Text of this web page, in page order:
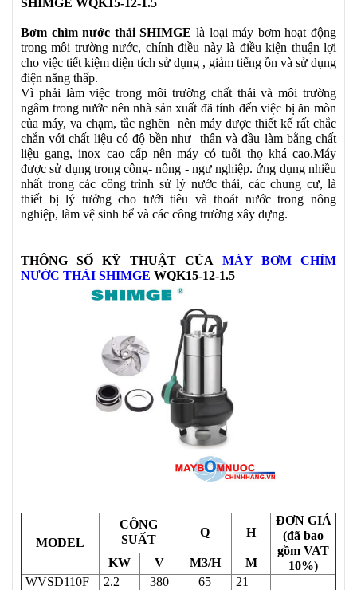
SHIMGE WQK15-12-1.5
Bơm chìm nước thải SHIMGE là loại máy bơm hoạt động
trong môi trường nước, chính điều này là điều kiện thuận lợi
cho việc tiết kiệm diện tích sử dụng , giảm tiếng ồn và sử dụng
điện năng thấp.
Vì phải làm việc trong môi trường chất thải và môi trường
ngâm trong nước nên nhà sản xuất đã tính đến việc bị ăn mòn
của máy, va chạm, tắc nghẽn nên máy được thiết kế rất chắc
chắn với chất liệu có độ bền như thân và đầu làm bằng chất
liệu gang, inox cao cấp nên máy có tuổi thọ khá cao.Máy
được sử dụng trong công- nông - ngư nghiệp. ứng dụng nhiều
nhất trong các công trình sử lý nước thải, các chung cư, là
thiết bị lý tưởng cho tưới tiêu và thoát nước trong nông
nghiệp, làm vệ sinh bể và các công trường xây dựng.
THÔNG SỐ KỸ THUẬT CỦA MÁY BƠM CHÌM
NƯỚC THẢI SHIMGE WQK15-12-1.5
MODEL
CÔNG
SUẤT
Q H
ĐƠN GIÁ
(đã bao
gồm VAT
10%)
KW V M3/H
M
WVSD110F
2.2 380 65 21